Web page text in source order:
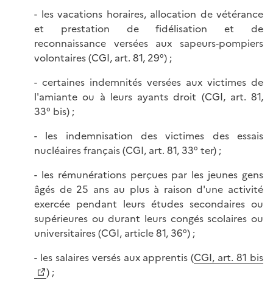
- les vacations horaires, allocation de vétérance
et prestation de fidélisation et de
reconnaissance versées aux sapeurs-pompiers
volontaires (CGI, art. 81, 29°) ;
- certaines indemnités versées aux victimes de
l'amiante ou à leurs ayants droit (CGI, art. 81,
33° bis) ;
- les indemnisation des victimes des essais
nucléaires français (CGI, art. 81, 33° ter) ;
- les rémunérations perçues par les jeunes gens
âgés de 25 ans au plus à raison d'une activité
exercée pendant leurs études secondaires ou
supérieures ou durant leurs congés scolaires ou
universitaires (CGI, article 81, 36°) ;
- les salaires versés aux apprentis (CGI, art. 81 bis
) ;